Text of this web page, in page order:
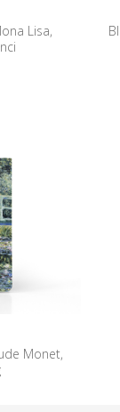
Lisa,
Monet,